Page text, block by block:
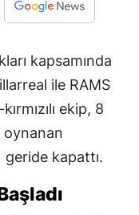
kapsamında
ile RAMS
ekip, 8
oynanan
geride kapattı.